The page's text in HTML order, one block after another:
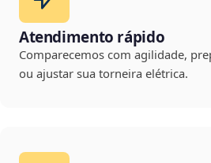
Atendimento rápido
Comparecemos com agilidade,
ou ajustar sua torneira elétrica.